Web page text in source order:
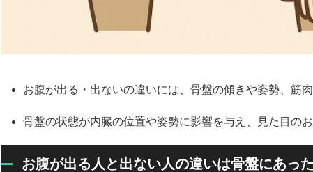
お腹が出る・出ないの違いには、骨盤の傾きや姿勢、筋
骨盤の状態が内臓の位置や姿勢に影響を与え、見た目の
お腹が出る人と出ない人の違いは骨盤にあっ